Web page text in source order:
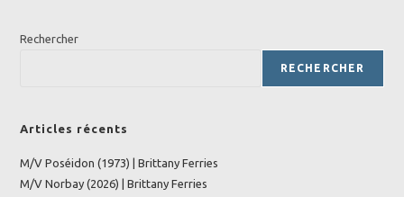
Rechercher
RECHERCHER
Articles récents
M/V Poséidon (1973) | Brittany Ferries
M/V Norbay (2026) | Brittany Ferries